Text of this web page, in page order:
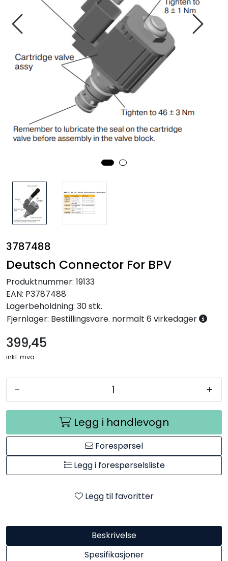
3787488
Deutsch Connector For BPV
Produktnummer: 19133
EAN: P3787488
Lagerbeholdning: 30 stk.
Fjernlager: Bestillingsvare. normalt 6 virkedager
399,45
inkl. mva.
- +
Legg i handlevogn
Forespørsel
Legg i forespørselsliste
Legg til favoritter
Beskrivelse
Spesifikasjoner